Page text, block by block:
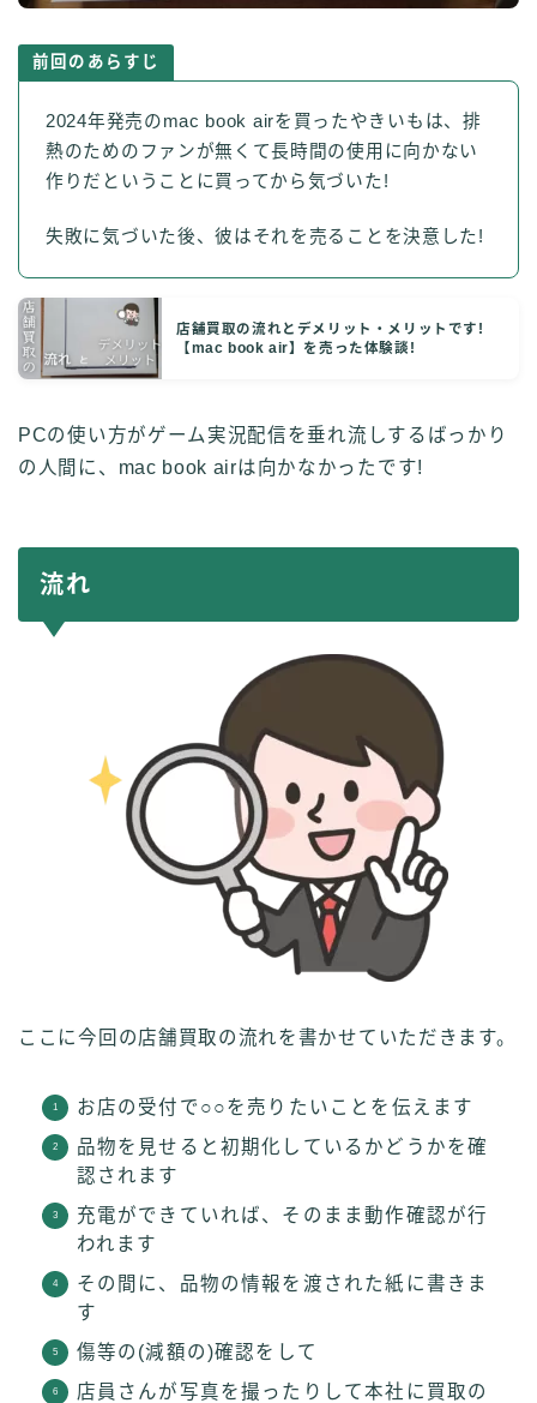
前回のあらすじ
2024年発売のmac book airを買ったやきいもは、排
熱のためのファンが無くて長時間の使用に向かない
作りだということに買ってから気づいた!
失敗に気づいた後、彼はそれを売ることを決意した!
店舗買取の流れとデメリット・メリットです!
【mac book air】を売った体験談!
PCの使い方がゲーム実況配信を垂れ流しするばっかり
の人間に、mac book airは向かなかったです!
流れ
ここに今回の店舗買取の流れを書かせていただきます。
お店の受付で○○を売りたいことを伝えます
品物を見せると初期化しているかどうかを確
認されます
充電ができていれば、そのまま動作確認が行
われます
その間に、品物の情報を渡された紙に書きま
す
傷等の(減額の)確認をして
店員さんが写真を撮ったりして本社に買取の